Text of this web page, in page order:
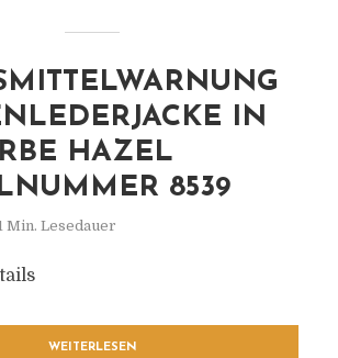
IN
HAZEL
8539
Min. Lesedauer
WEITERLESEN